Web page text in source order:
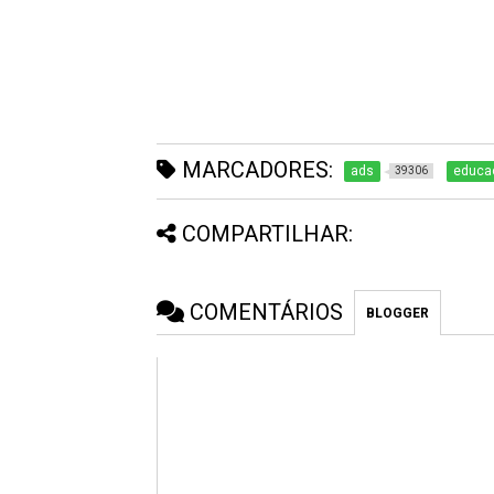
MARCADORES: ads 39306
COMPARTILHAR:
COMENTÁRIOS BLOGGER